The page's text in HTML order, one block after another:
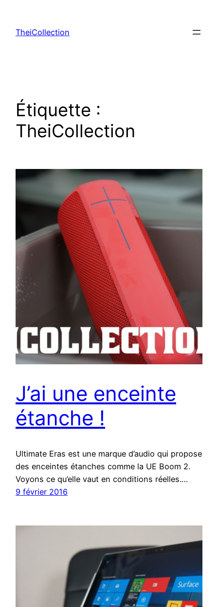
contenu
TheiCollection
Étiquette :
TheiCollection
J’ai une enceinte
étanche !
Ultimate Eras est une marque d’audio qui propose
des enceintes étanches comme la UE Boom 2.
Voyons ce qu’elle vaut en conditions réelles.…
9 février 2016